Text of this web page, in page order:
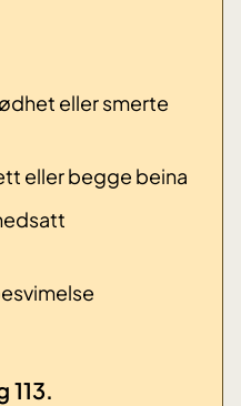
eller smerte
eller begge beina
113.